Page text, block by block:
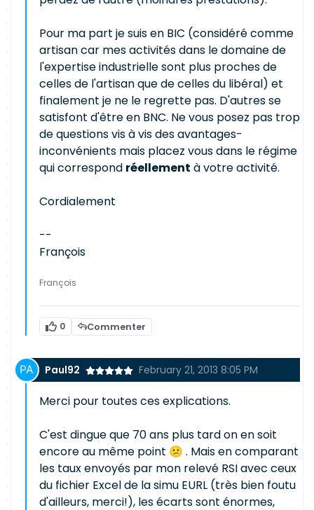
Pour ma part je suis en BIC (considéré comme
artisan car mes activités dans le domaine de
l'expertise industrielle sont plus proches de
celles de l'artisan que de celles du libéral) et
finalement je ne le regrette pas. D'autres se
satisfont d'être en BNC. Ne vous posez pas trop
de questions vis à vis des avantages-
inconvénients mais placez vous dans le régime
qui correspond réellement à votre activité.
Cordialement
--
François
François
0 Commenter
Paul92 February 21, 2013 8:05 PM
Merci pour toutes ces explications.
C'est dingue que 70 ans plus tard on en soit
encore au même point 😕 . Mais en comparant
les taux envoyés par mon relevé RSI avec ceux
du fichier Excel de la simu EURL (très bien foutu
d'ailleurs, merci!), les écarts sont énormes,